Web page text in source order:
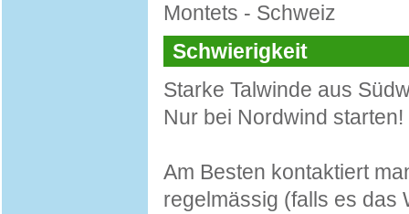
Montets - Schweiz
Schwierigkeit
Starke Talwinde aus
Nur bei Nordwind starten!
Am Besten kontaktiert
regelmässig (falls es das